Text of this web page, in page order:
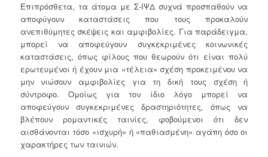
Επιπρόσθετα, τα άτομα με Σ-ΙΨΔ συχνά προσπαθούν να
αποφύγουν καταστάσεις που τους προκαλούν
ανεπιθύμητες σκέψεις και αμφιβολίες. Για παράδειγμα,
μπορεί να αποφεύγουν συγκεκριμένες κοινωνικές
καταστάσεις, όπως φίλους που θεωρούν ότι είναι πολύ
ερωτευμένοι ή έχουν μια «τέλεια» σχέση προκειμένου να
μην νιώσουν αμφιβολίες για τη δική τους σχέση ή
σύντροφο. Ομοίως για τον ίδιο λόγο μπορεί να
αποφεύγουν συγκεκριμένες δραστηριότητες, όπως να
βλέπουν ρομαντικές ταινίες, φοβούμενοι ότι δεν
αισθάνονται τόσο «ισχυρή» ή «παθιασμένη» αγάπη όσο οι
χαρακτήρες των ταινιών.